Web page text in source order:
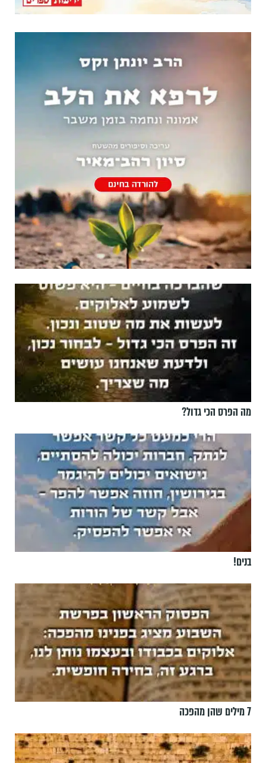
מה הפרס הכי גדול?
בנים!
7 מילים שהן מהפכה